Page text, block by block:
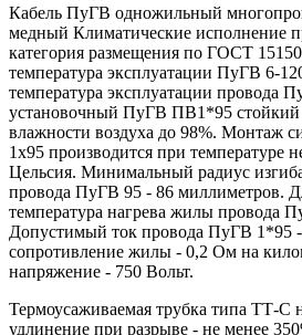
Кабель ПуГВ одножильный
медный Климатические исполнение
категория размещения по ГОСТ
температура эксплуатации ПуГВ 6-
температура эксплуатации провода
установочный ПуГВ ПВ1*95 стойкий
влажности воздуха до 98%. Монтаж
1х95 производится при температуре
Цельсия. Минимальный радиус
провода ПуГВ 95 - 86 миллиметров.
температура нагрева жилы провода
Допустимый ток провода ПуГВ 1*95
сопротивление жилы - 0,2 Ом на
напряжение - 750 Вольт.
Термоусаживаемая трубка типа ТТ-С
удлинение при разрыве - не менее